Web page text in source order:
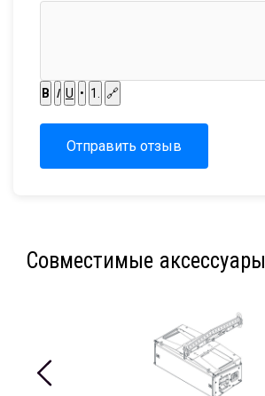
B I U • 1. 🔗
Отправить отзыв
Совместимые аксессуары